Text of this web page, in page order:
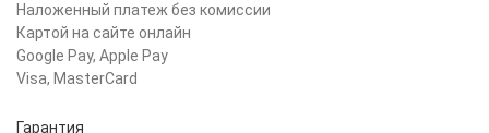
Наложенный платеж без комиссии
Картой на сайте онлайн
Google Pay, Apple Pay
Visa, MasterCard
Гарантия